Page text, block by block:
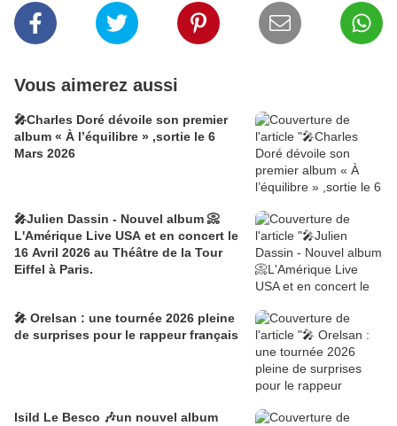
Vous aimerez aussi
🎤Charles Doré dévoile son premier
album « À l’équilibre » ,sortie le 6
Mars 2026
🎤Julien Dassin - Nouvel album 📀
L'Amérique Live USA et en concert le
16 Avril 2026 au Théâtre de la Tour
Eiffel à Paris.
🎤 Orelsan : une tournée 2026 pleine
de surprises pour le rappeur français
Isild Le Besco 🎶un nouvel album